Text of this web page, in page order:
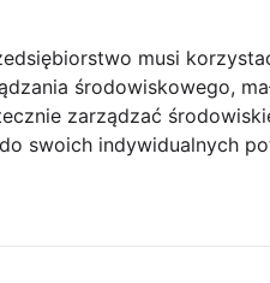
musi
środowiskowego,
zarządzać
swoich indywidualnych